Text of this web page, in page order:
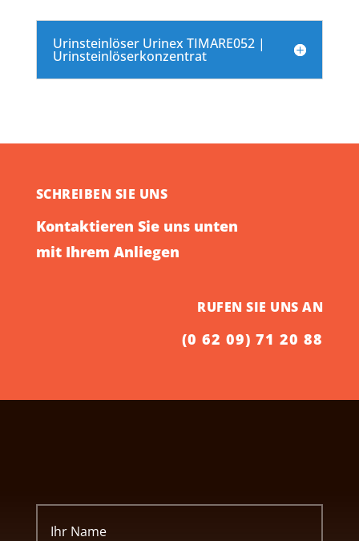
Urinsteinlöser Urinex TIMARE052 |
Urinsteinlöserkonzentrat
SCHREIBEN SIE UNS
Kontaktieren Sie uns unten
mit Ihrem Anliegen
RUFEN SIE UNS AN
(0 62 09) 71 20 88